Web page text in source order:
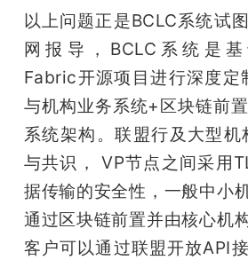
以上问题正是BCLC系统试
网报导，BCLC系统是
Fabric开源项目进行深度定
与机构业务系统+区块链前
系统架构。联盟行及大型机
与共识， VP节点之间采用
据传输的安全性，一般中小
通过区块链前置并由核心机
客户可以通过联盟开放API